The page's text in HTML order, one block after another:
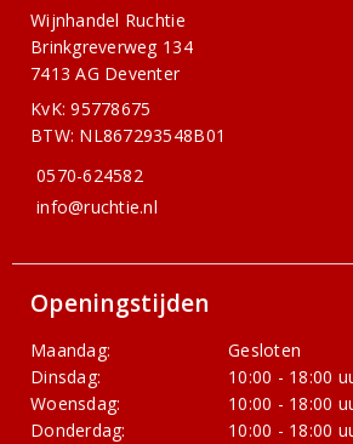
Wijnhandel Ruchtie
Brinkgreverweg 134
7413 AG Deventer
KvK: 95778675
BTW: NL867293548B01
0570-624582
info@ruchtie.nl
Openingstijden
Maandag:
Gesloten
Dinsdag:
10:00 - 18:00
Woensdag:
10:00 - 18:00
Donderdag:
10:00 - 18:00